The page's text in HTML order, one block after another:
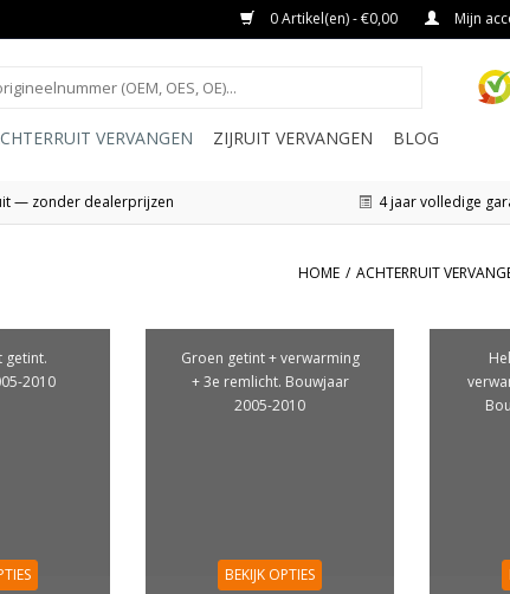
0 Artikel(en) - €0,00 Mijn
VERVANGEN ZIJRUIT VERVANGEN BLOG
— zonder dealerprijzen 4 jaar volledige
HOME / ACHTERRUIT
getint.
2010
Groen getint + verwarming
+ 3e remlicht. Bouwjaar
2005-2010
BEKIJK OPTIES